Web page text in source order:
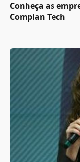
Conheça as
Complan Tech